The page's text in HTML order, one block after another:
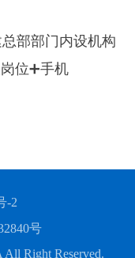
部部门内设机构
位➕手机
-2
号
Right Reserved.